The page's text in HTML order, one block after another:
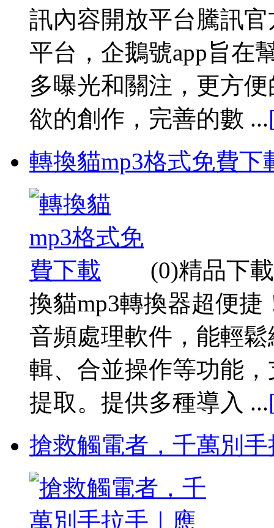
訊內容開放平台騰訊
平台，企鵝號app旨在
多曝光和關注，更方
欲的創作，完善的數 ...
轉換貓mp3格式免費下
(0)精品下
換貓mp3轉換器超便
音頻處理軟件，能輕
輯、合並操作等功能
提取。提供多種導入 ...
搶救觸電者，千萬別